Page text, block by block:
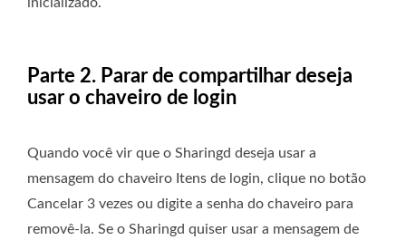
inicializado.
Parte 2. Parar de compartilhar deseja
usar o chaveiro de login
Quando você vir que o Sharingd deseja usar a
mensagem do chaveiro Itens de login, clique no botão
Cancelar 3 vezes ou digite a senha do chaveiro para
removê-la. Se o Sharingd quiser usar a mensagem de